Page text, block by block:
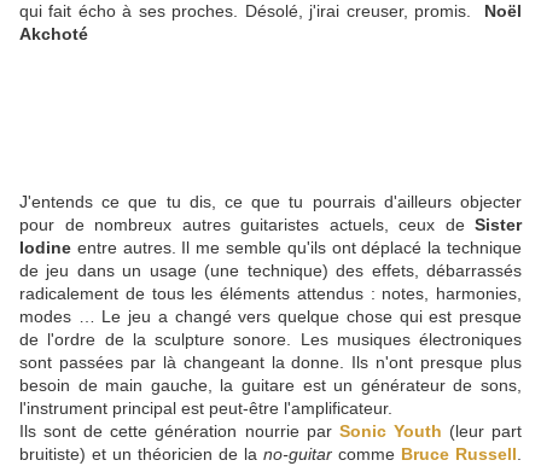
qui fait écho à ses proches. Désolé, j'irai creuser, promis. Noël
Akchoté
J'entends ce que tu dis, ce que tu pourrais d'ailleurs objecter
pour de nombreux autres guitaristes actuels, ceux de Sister
Iodine entre autres. Il me semble qu'ils ont déplacé la technique
de jeu dans un usage (une technique) des effets, débarrassés
radicalement de tous les éléments attendus : notes, harmonies,
modes … Le jeu a changé vers quelque chose qui est presque
de l'ordre de la sculpture sonore. Les musiques électroniques
sont passées par là changeant la donne. Ils n'ont presque plus
besoin de main gauche, la guitare est un générateur de sons,
l'instrument principal est peut-être l'amplificateur.
Ils sont de cette génération nourrie par Sonic Youth (leur part
bruitiste) et un théoricien de la no-guitar comme Bruce Russell